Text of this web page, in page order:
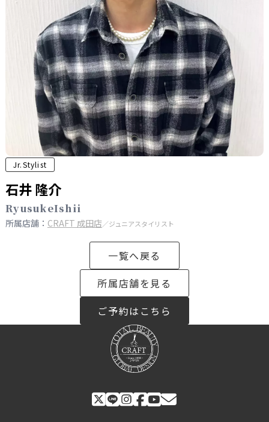
Jr.Stylist
石井 隆介
RyusukeIshii
所属店舗： CRAFT 成田店／ジュニアスタイリスト
一覧へ戻る
所属店舗を見る
ご予約はこちら